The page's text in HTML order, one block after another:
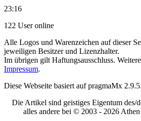
23:16
122 User online
Alle Logos und Warenzeichen auf dieser
jeweiligen Besitzer und Lizenzhalter.
Im übrigen gilt Haftungsausschluss.
Impressum.
Diese Webseite basiert auf pragmaMx 2.9.5.
Die Artikel sind geistiges Eigentum des/
alles andere bei © 2003 - 2026